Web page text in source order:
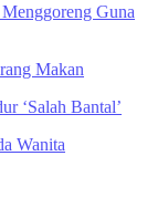
Guna
Makan
‘Salah Bantal’
Wanita